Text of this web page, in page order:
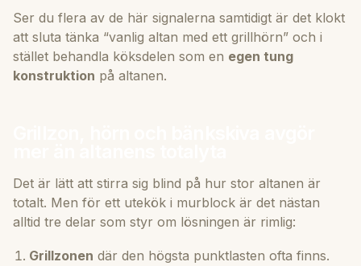
Ser du flera av de här signalerna samtidigt är det klokt
att sluta tänka “vanlig altan med ett grillhörn” och i
stället behandla köksdelen som en egen tung
konstruktion på altanen.
Det är lätt att stirra sig blind på hur stor altanen är
totalt. Men för ett utekök i murblock är det nästan
alltid tre delar som styr om lösningen är rimlig:
Grillzonen där den högsta punktlasten ofta finns.